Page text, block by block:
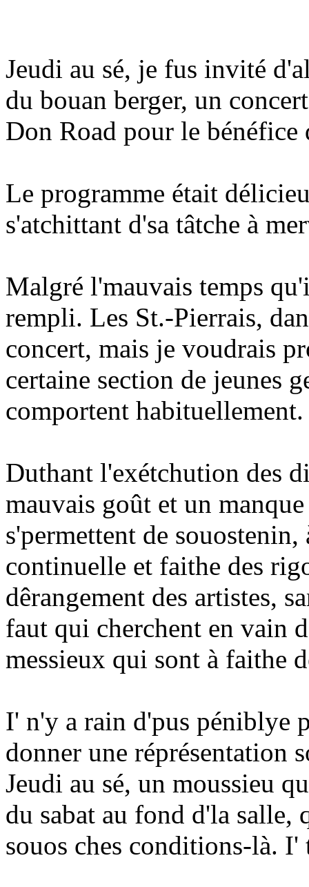
Jeudi au sé, je fus invité
du bouan berger, un
Don Road pour le
Le programme était
s'atchittant d'sa tâtche à
Malgré l'mauvais temps
rempli. Les St.-Pierrais,
concert, mais je voudrais
certaine section de jeunes
comportent habituellement.
Duthant l'exétchution des
mauvais goût et un
s'permettent de
continuelle et faithe des
dêrangement des artistes,
faut qui cherchent en vain
messieux qui sont à faithe
I' n'y a rain d'pus péniblye
donner une réprésentation
Jeudi au sé, un moussieu
du sabat au fond d'la salle,
souos ches conditions-là.